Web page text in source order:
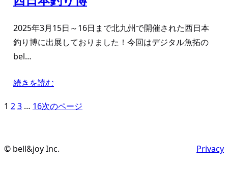
2025年3月15日～16日まで北九州で開催された西日本
釣り博に出展しておりました！今回はデジタル魚拓の
bel…
続きを読む
1 23 … 16次のページ
© bell&joy Inc. Privacy